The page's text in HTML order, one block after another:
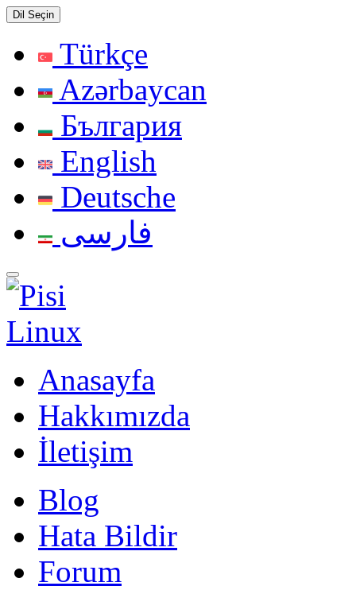
Dil Seçin
Türkçe
Azərbaycan
България
English
Deutsche
فارسی
Anasayfa
Hakkımızda
İletişim
Blog
Hata Bildir
Forum